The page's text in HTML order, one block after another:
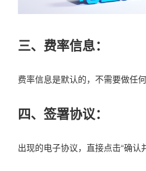
三、费率信息：
费率信息是默认的，不需要做任
四、签署协议：
出现的电子协议，直接点击“确认